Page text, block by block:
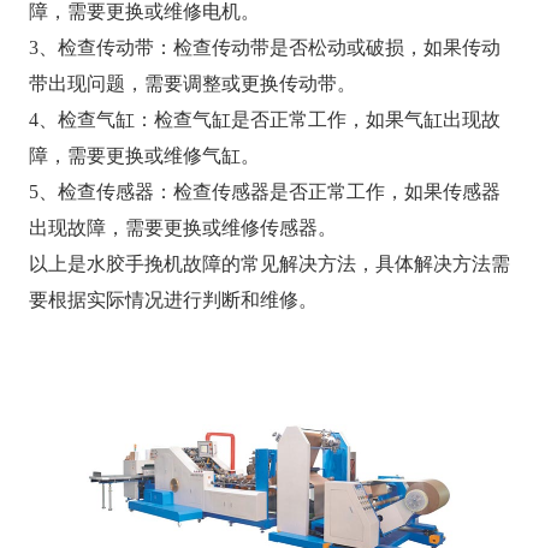
障，需要更换或维修电机。
3、检查传动带：检查传动带是否松动或破损，如果传动
带出现问题，需要调整或更换传动带。
4、检查气缸：检查气缸是否正常工作，如果气缸出现故
障，需要更换或维修气缸。
5、检查传感器：检查传感器是否正常工作，如果传感器
出现故障，需要更换或维修传感器。
以上是水胶手挽机故障的常见解决方法，具体解决方法需
要根据实际情况进行判断和维修。